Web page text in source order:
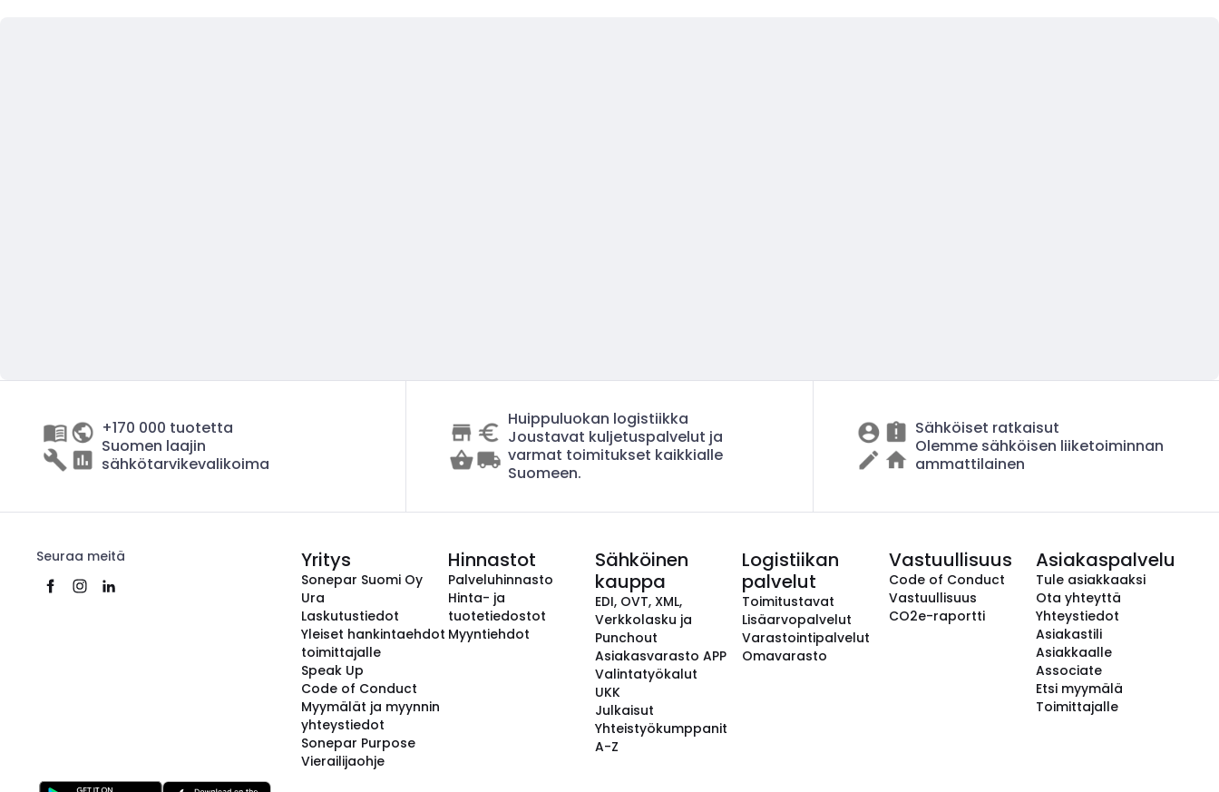
+170 000 tuotetta
Suomen laajin
sähkötarvikevalikoima
Huippuluokan logistiikka
Joustavat kuljetuspalvelut ja
varmat toimitukset kaikkialle
Suomeen.
Sähköiset ratkaisut
Olemme sähköisen liiketoiminnan
ammattilainen
Seuraa meitä Yritys
Sonepar Suomi Oy
Ura
Laskutustiedot
Yleiset hankintaehdot
toimittajalle
Speak Up
Code of Conduct
Myymälät ja myynnin
yhteystiedot
Sonepar Purpose
Vierailijaohje
Hinnastot
Palveluhinnasto
Hinta- ja
tuotetiedostot
Myyntiehdot
Sähköinen
kauppa
EDI, OVT, XML,
Verkkolasku ja
Punchout
Asiakasvarasto APP
Valintatyökalut
UKK
Julkaisut
Yhteistyökumppanit
A-Z
Logistiikan
palvelut
Toimitustavat
Lisäarvopalvelut
Varastointipalvelut
Omavarasto
Vastuullisuus
Code of Conduct
Vastuullisuus
CO2e-raportti
Asiakaspalvelu
Tule asiakkaaksi
Ota yhteyttä
Yhteystiedot
Asiakastili
Asiakkaalle
Associate
Etsi myymälä
Toimittajalle